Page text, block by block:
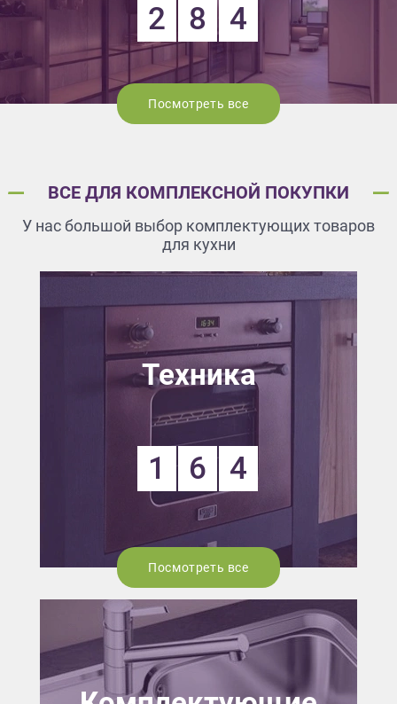
2 8 4
Посмотреть все
ВСЕ ДЛЯ КОМПЛЕКСНОЙ ПОКУПКИ
У нас большой выбор комплектующих товаров
для кухни
Техника
1 6 4
Посмотреть все